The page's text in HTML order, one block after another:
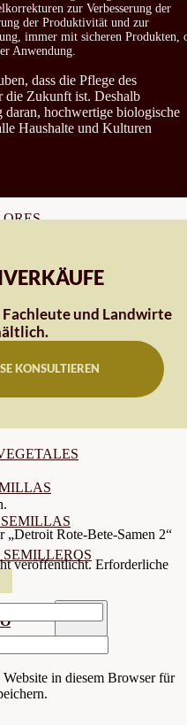
DEMETER
DE
zur Verbesserung der
der Produktivität und zur
immer mit sicheren Produkten,
Anwendung.
dass die Pflege des
die Zukunft ist. Deshalb
daran, hochwertige biologische
Haushalte und Kulturen
und Landwirte
KONSULTIEREN
„Detroit Rote-Bete-Samen 2“
veröffentlicht. Erforderliche
in diesem Browser für